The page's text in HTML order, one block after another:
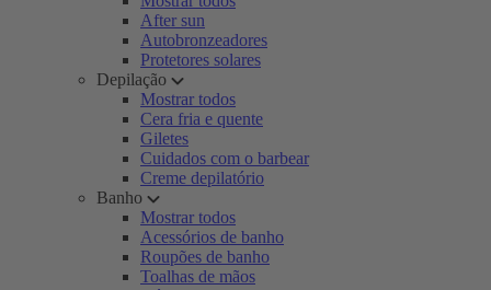
After sun
Autobronzeadores
Protetores solares
Depilação
Mostrar todos
Cera fria e quente
Giletes
Cuidados com o barbear
Creme depilatório
Banho
Mostrar todos
Acessórios de banho
Roupões de banho
Toalhas de mãos